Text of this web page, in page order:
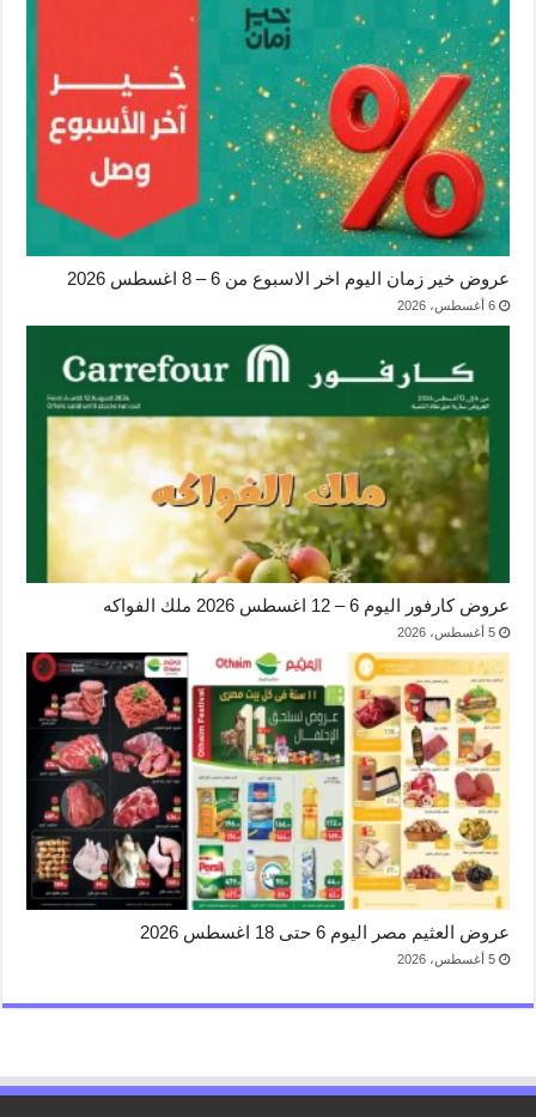
عروض خير زمان اليوم اخر الاسبوع من 6 – 8 اغسطس 2026
6 أغسطس، 2026
عروض كارفور اليوم 6 – 12 اغسطس 2026 ملك الفواكه
5 أغسطس، 2026
عروض العثيم مصر اليوم 6 حتى 18 اغسطس 2026
5 أغسطس، 2026